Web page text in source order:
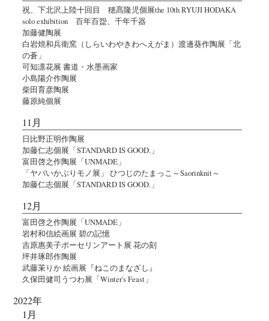
祝、下北沢上陸十回目 穂髙隆児個展the 10th RYUJI HODAKA
solo exhibition 百年百盌、千年千器
加藤健陶展
白岩焼和兵衛窯（しらいわやきわへえがま）渡邊葵作陶展「北
の蒼」
可知凛花展 書道・水墨画家
小島陽介作陶展
柴田育彦陶展
藤原純個展
11月
日比野正明作陶展
加藤仁志個展「STANDARD IS GOOD.」
富田啓之作陶展「UNMADE」
「ヤバいかぶりモノ展」 ひつじのたまっこ～Saorinknit～
加藤仁志個展「STANDARD IS GOOD.」
12月
富田啓之作陶展「UNMADE」
岩村和信絵画展 碧の記憶
吉原惠美子ポーセリンアート展 花の刻
坪井琢郎作陶展
武藤茉りか 絵画展『ねこのまなざし』
久保田健司うつわ展「Winter's Feast」
2022年
1月